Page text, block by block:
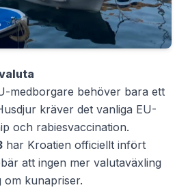
medborgare behöver bara ett
kräver det vanliga EU-
och rabiesvaccination.
har Kroatien officiellt infört
att ingen mer valutaväxling
kunapriser.